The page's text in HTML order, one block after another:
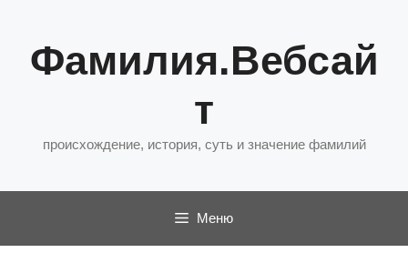
содержимому
Фамилия.Вебсай
т
происхождение, история, суть и значение фамилий
Меню